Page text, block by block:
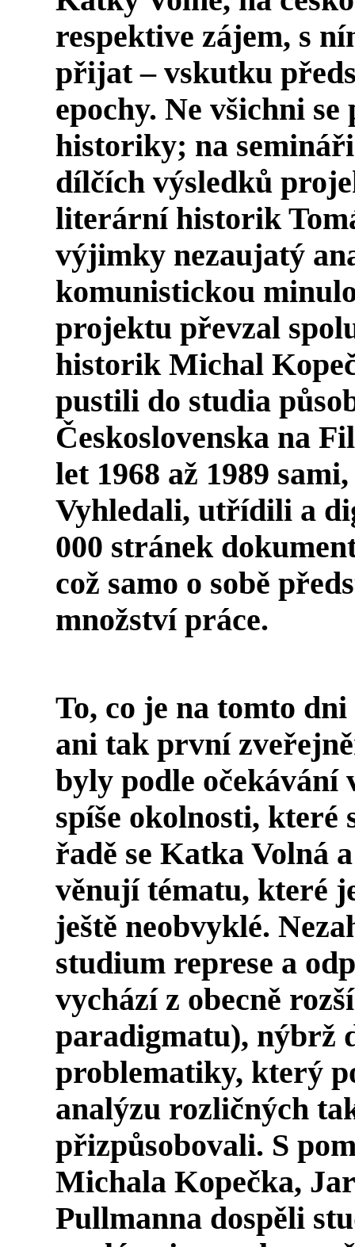
respektive zájem, s
přijat – vskutku
epochy. Ne všichni
historiky; na
dílčích výsledků
literární historik
výjimky nezaujatý
komunistickou
projektu převzal
historik Michal
pustili do studia
Československa na
let 1968 až 1989
Vyhledali, utřídili a
000 stránek
což samo o sobě
množství práce.
To, co je na tomto
ani tak první
byly podle očekávání
spíše okolnosti, které
řadě se Katka Volná
věnují tématu, které
ještě neobvyklé.
studium represe a
vychází z obecně
paradigmatu), nýbrž
problematiky, který
analýzu rozličných
přizpůsobovali. S
Michala Kopečka,
Pullmanna dospěli